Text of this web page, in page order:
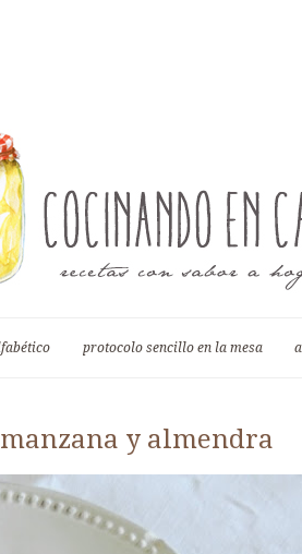
protocolo sencillo en la mesa
y almendra